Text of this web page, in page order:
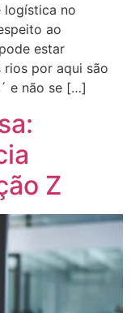
logística no
ao
estar
rios por aqui são
e não se […]
Z